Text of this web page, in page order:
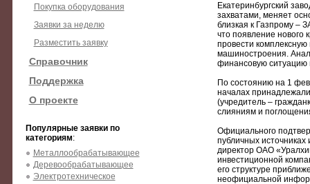
Покупка оборудования
Заявки за неделю
Разместить заявку
Справочник
Поддержка
О проекте
Популярные заявки по
категориям:
Металлообрабатывающее
Деревообрабатывающее
Электротехническое
Екатеринбургский
захватами, меняет
близкая к Газпрому –
что появление нового
провести
машиностроения.
финансовую ситуацию
По состоянию на 1
началах
(учредитель –
слияниям и
Официального
публичных
директор ОАО
инвестиционной
его структуре
неофициальной